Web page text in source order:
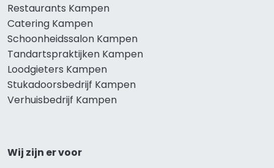
Restaurants Kampen
Catering Kampen
Schoonheidssalon Kampen
Tandartspraktijken Kampen
Loodgieters Kampen
Stukadoorsbedrijf Kampen
Verhuisbedrijf Kampen
Wij zijn er voor